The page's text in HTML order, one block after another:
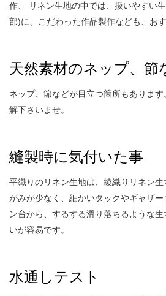
作、 リネン生地の中では、扱いやすい
部)に、こだわった作品製作なども、おす
天然素材のネップ、節
ネップ、節などが目立つ箇所もありま
解下さいませ。
縫製時に気付いた事
平織りのリネン生地は、綾織りリネン
がみが少なく、細かいタックやギャザ
ン台から、するする滑り落ちるような
いが容易です。
水通しテスト